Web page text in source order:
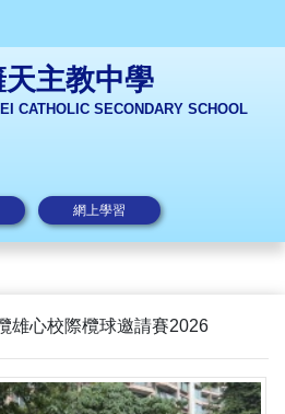
主教中學
CATHOLIC SECONDARY SCHOOL
網上學習
雄心校際欖球邀請賽2026